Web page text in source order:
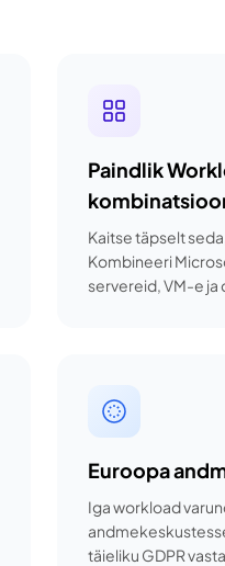
Paindlik
Kaitse täpselt
Kombineeri
servereid, VM-e ja
Euroopa
Iga workload
täieliku GDPR